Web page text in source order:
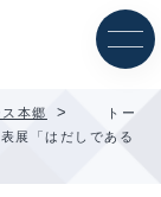
本郷 >
トー
展「はだしである